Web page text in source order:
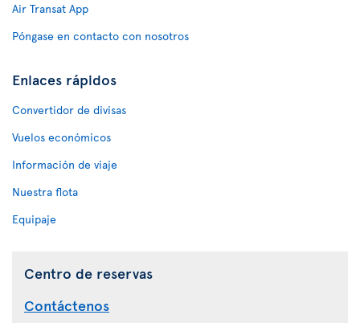
Air Transat App
Póngase en contacto con nosotros
Enlaces rápidos
Convertidor de divisas
Vuelos económicos
Información de viaje
Nuestra flota
Equipaje
Centro de reservas
Contáctenos